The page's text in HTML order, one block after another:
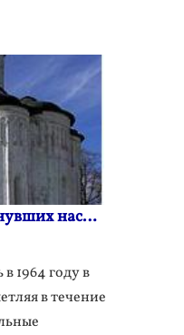
нас…
1964 году в
в течение